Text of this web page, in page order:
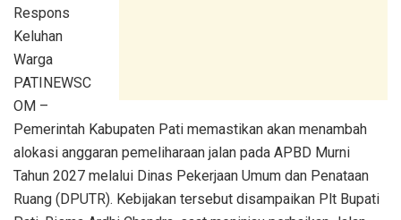
Respons
Keluhan
Warga
PATINEWSC
OM –
Pemerintah Kabupaten Pati memastikan akan menambah
alokasi anggaran pemeliharaan jalan pada APBD Murni
Tahun 2027 melalui Dinas Pekerjaan Umum dan Penataan
Ruang (DPUTR). Kebijakan tersebut disampaikan Plt Bupati